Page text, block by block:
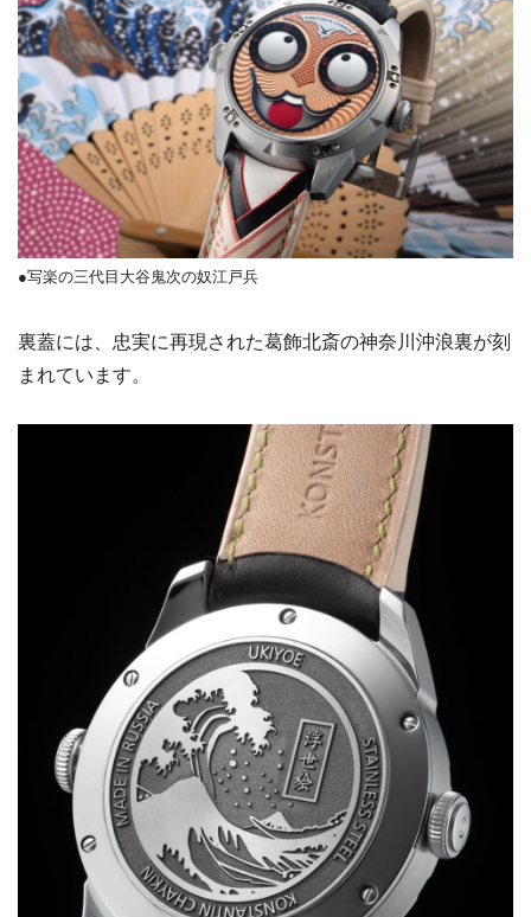
●写楽の三代目大谷鬼次の奴江戸兵
裏蓋には、忠実に再現された葛飾北斎の神奈川沖浪裏が刻
まれています。